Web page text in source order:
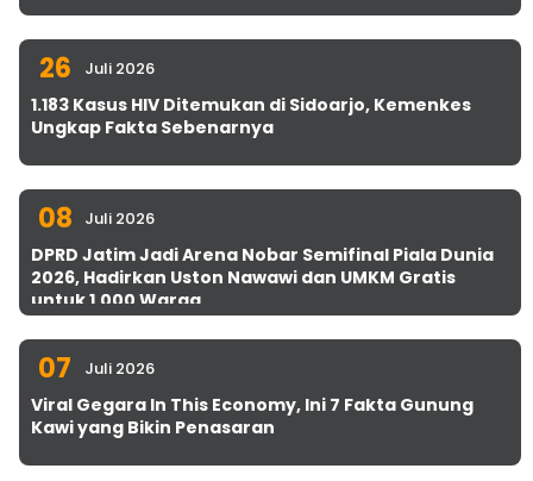
26 Juli 2026
1.183 Kasus HIV Ditemukan di Sidoarjo, Kemenkes
Ungkap Fakta Sebenarnya
08 Juli 2026
DPRD Jatim Jadi Arena Nobar Semifinal Piala Dunia
2026, Hadirkan Uston Nawawi dan UMKM Gratis
untuk 1.000 Warga
07 Juli 2026
Viral Gegara In This Economy, Ini 7 Fakta Gunung
Kawi yang Bikin Penasaran